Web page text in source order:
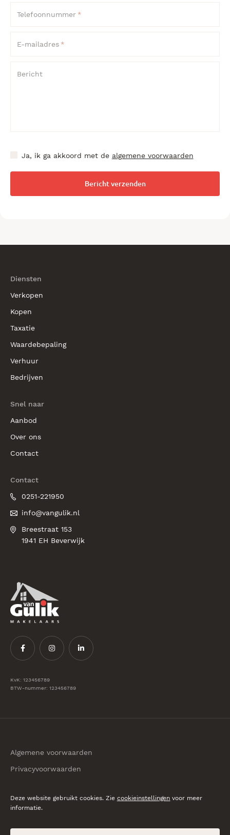
Telefoonnummer *
E-mailadres *
Bericht
Ja, ik ga akkoord met de algemene voorwaarden
Deze website gebruikt cookies. Zie cookieinstellingen voor meer
informatie.
Diensten
Verkopen
Kopen
Taxatie
Waardebepaling
Verhuur
Bedrijven
Snel naar
Aanbod
Over ons
Contact
Contact
0251-221950
info@vangulik.nl
Breestraat 153
1941 EH Beverwijk
KvK: 123456789
BTW-nummer: 123456789
Algemene voorwaarden
Privacyvoorwaarden